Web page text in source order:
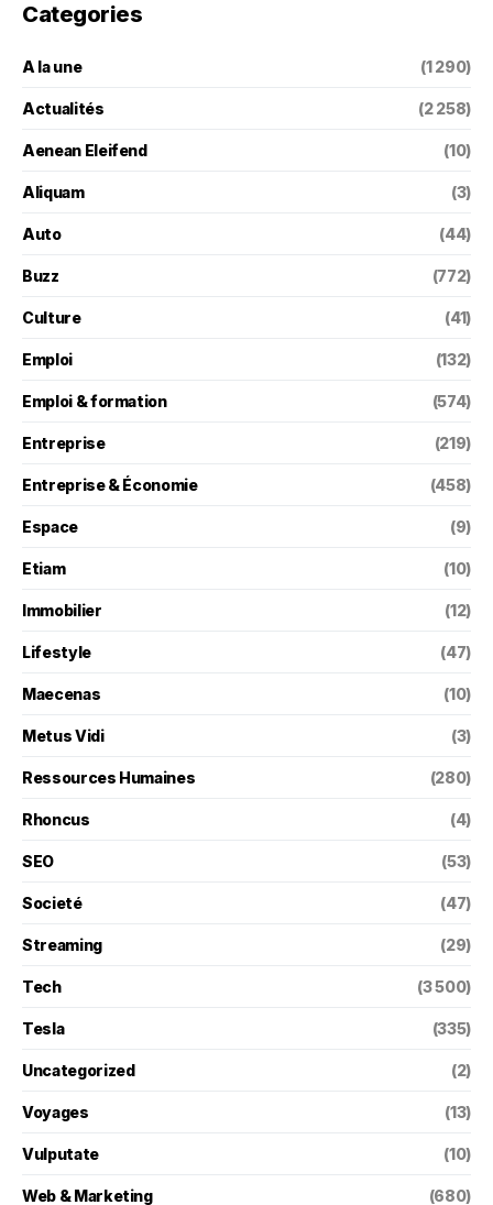
Categories
A la une (1 290)
Actualités (2 258)
Aenean Eleifend (10)
Aliquam (3)
Auto (44)
Buzz (772)
Culture (41)
Emploi (132)
Emploi & formation (574)
Entreprise (219)
Entreprise & Économie (458)
Espace (9)
Etiam (10)
Immobilier (12)
Lifestyle (47)
Maecenas (10)
Metus Vidi (3)
Ressources Humaines (280)
Rhoncus (4)
SEO (53)
Societé (47)
Streaming (29)
Tech (3 500)
Tesla (335)
Uncategorized (2)
Voyages (13)
Vulputate (10)
Web & Marketing (680)